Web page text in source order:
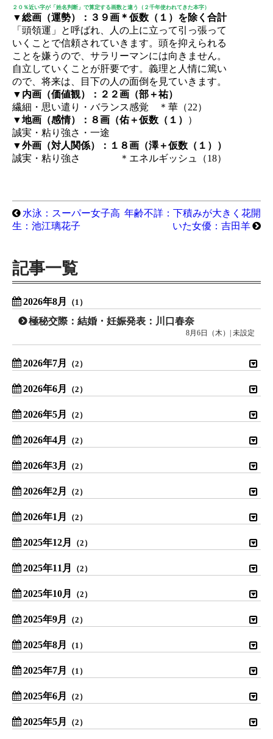
２０％近い字が「姓名判断」で算定する画数と違う（２千年使われてきた本字）
▼総画（運勢）：３９画＊仮数（１）を除く合計
「頭領運」と呼ばれ、人の上に立って引っ張って
いくことで信頼されていきます。頭を抑えられる
ことを嫌うので、サラリーマンには向きません。
自立していくことが肝要です。義理と人情に篤い
ので、将来は、目下の人の面倒を見ていきます。
▼内画（価値観）：２２画（部＋祐）
繊細・思い遣り・バランス感覚 ＊華（22）
▼地画（感情）：８画（佑＋仮数（１）
）
誠実・粘り強さ・一途
▼外画（対人関係）：１８画（澤＋仮数（１））
誠実・粘り強さ ＊エネルギッシュ（18）
水泳：スーパー女子高
生：池江璃花子
年齢不詳：下積みが大きく花開
いた女優：吉田羊
記事一覧
2026年8月 （1）
極秘交際：結婚・妊娠発表：川口春奈
8月6日（木）| 未設定
2026年7月 （2）
2026年6月 （2）
2026年5月 （2）
2026年4月 （2）
2026年3月 （2）
2026年2月 （2）
2026年1月 （2）
2025年12月 （2）
2025年11月 （2）
2025年10月 （2）
2025年9月 （2）
2025年8月 （1）
2025年7月 （1）
2025年6月 （2）
2025年5月 （2）